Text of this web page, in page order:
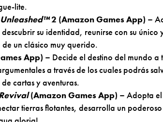
lite.
Unleashed™2 (Amazon Games App) –
su identidad, reunirse con su
un clásico muy querido.
App) – Decide el destino del mundo a
a través de los cuales podrás
cartas y aventuras.
(Amazon Games App) –Adopta
tierras flotantes, desarrolla un